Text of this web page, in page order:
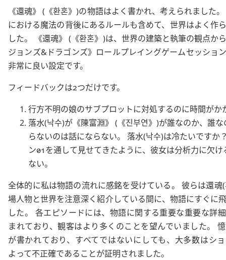
還魂 ( 환혼
)の物語はよく書かれ、考えられました
における魔法の背後にあるルールも含めて、世界はよく作
した。
還魂 ( 환혼
)は、世界の建築と執筆の観点か
ジョンズ&ドラゴンズ
ロールプレイングゲームセッショ
非常に良い設定です。
フィードバックは2つだけです。
行方不明の娘のサブプロットに対処するのに時間がか
落水(낙수)が 陳富淵 ( 진부연
)が誰なのか、誰
らないのは話にならない。 落水(낙수)は冷たいですか
ン01を通して見せてきたように、彼女は分析力に欠け
ない。
全体的に私は物語の流れに感銘を受けている。 彼らは還魂(
場人物と世界を注意深く紹介している間に、物語にすぐに
した。 各エピソードには、物語に関する重要な重要な詳
まれており、観客はより多くのことを望んでいました。
が書かれており、すべてではないにしても、大多数はシ
よって不正確であることが証明されました。